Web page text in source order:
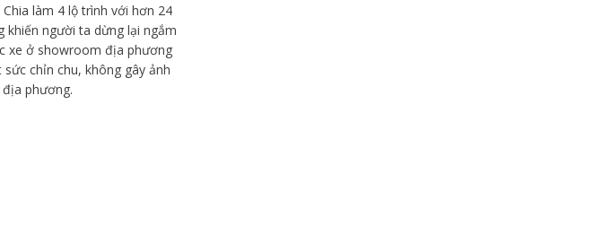
làm 4 lộ trình với hơn 24
khiến người ta dừng lại ngắm
xe ở showroom địa phương
chỉn chu, không gây ảnh
phương.